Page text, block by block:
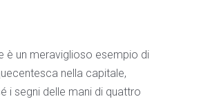
è un meraviglioso esempio di
nella capitale,
i segni delle mani di quattro